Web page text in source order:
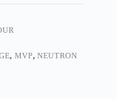
, MVP,NEUTRON